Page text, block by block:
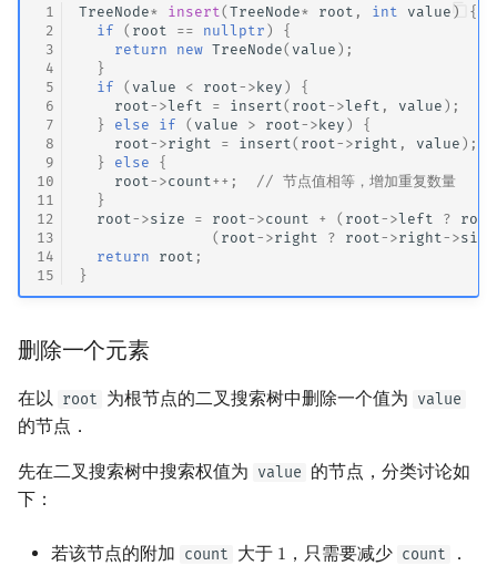
1
2
3
4
5
6
7
8
9
10
11
12
13
14
15
TreeNode* insert(TreeNode* root , int value )
{
if
( root == nullptr )
{
return
new TreeNode( value );
}
if
( value < root->key )
{
root->left = insert( root->left , value );
}
else if ( value > root->key )
{
root->right = insert( root->right , value );
}
else
{
root->count++ ;
// 节点值相等，增加重复数量
}
root->size = root->count + ( root->left ? root
( root->right ? root->right->size
return
root ;
}
删除一个元素
在以 root 为根节点的二叉搜索树中删除一个值为 value
的节点．
先在二叉搜索树中搜索权值为 value 的节点，分类讨论如
下：
若该节点的附加 count 大于 1
1 ，只需要减少 count
．